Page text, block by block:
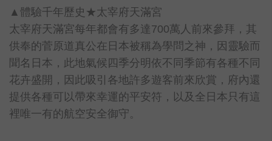
▲體驗千年歷史★太宰府天滿宮
太宰府天滿宮每年都會有多達700萬人前來參拜，其
供奉的菅原道真公在日本被稱為學問之神，因靈驗而
聞名日本，此地氣候四季分明依不同季節有各種不同
花卉盛開，因此吸引各地許多遊客前來欣賞，府內還
提供各種可以帶來幸運的平安符，以及全日本只有這
裡唯一有的航空安全御守。